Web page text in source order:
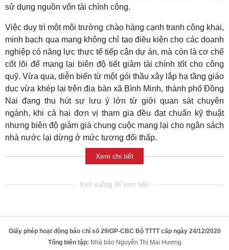
sử dụng nguồn vốn tài chính công.
Việc duy trì một môi trường chào hàng cạnh tranh công khai,
minh bạch qua mạng không chỉ tạo điều kiện cho các doanh
nghiệp có năng lực thực tế tiếp cận dự án, mà còn là cơ chế
cốt lõi để mang lại biên độ tiết giảm tài chính tốt cho công
quỹ. Vừa qua, diễn biến từ một gói thầu xây lắp hạ tầng giáo
dục vừa khép lại trên địa bàn xã Bình Minh, thành phố Đồng
Nai đang thu hút sự lưu ý lớn từ giới quan sát chuyên
ngành, khi cả hai đơn vị tham gia đều đạt chuẩn kỹ thuật
nhưng biên độ giảm giá chung cuộc mang lại cho ngân sách
nhà nước lại dừng ở mức tương đối thấp.
Xem chi tiết
Giấy phép hoạt động báo chí số 29/GP-CBC Bộ TTTT cấp ngày 24/12/2020
Tổng biên tập: Nhà báo Nguyễn Thị Mai Hương